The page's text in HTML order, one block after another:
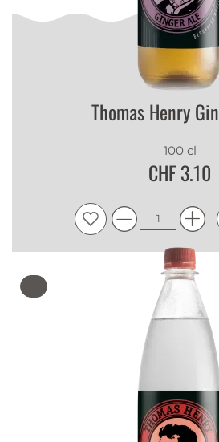
Thomas Henry
100 cl
CHF 3.10